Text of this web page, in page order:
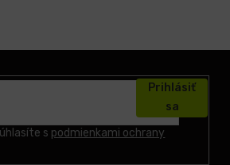
s podmienkami ochrany
Prihlásiť
sa